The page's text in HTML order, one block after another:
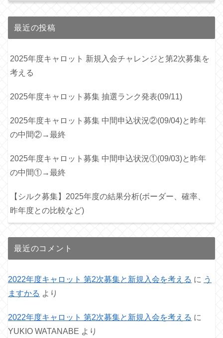
最近の投稿
2025年度キャロット 新規入会チャレンジと第2次募集を
考える
2025年度キャロット募集 抽選ランク発表(09/11)
2025年度キャロット募集 中間申込状況②(09/04)と昨年
の中間②→最終
2025年度キャロット募集 中間申込状況①(09/03)と昨年
の中間①→最終
【シルク募集】2025年度の結果分析(ボーダー、確率、
昨年度との比較など)
最近のコメント
2022年度キャロット 第2次募集と新規入会を考える に う
ますかる より
2022年度キャロット 第2次募集と新規入会を考える に
YUKIO WATANABE より